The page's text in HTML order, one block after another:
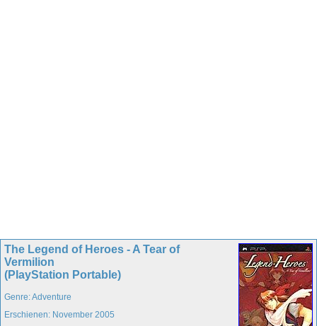
The Legend of Heroes - A Tear of
Vermilion
(PlayStation Portable)
Genre: Adventure
Erschienen: November 2005